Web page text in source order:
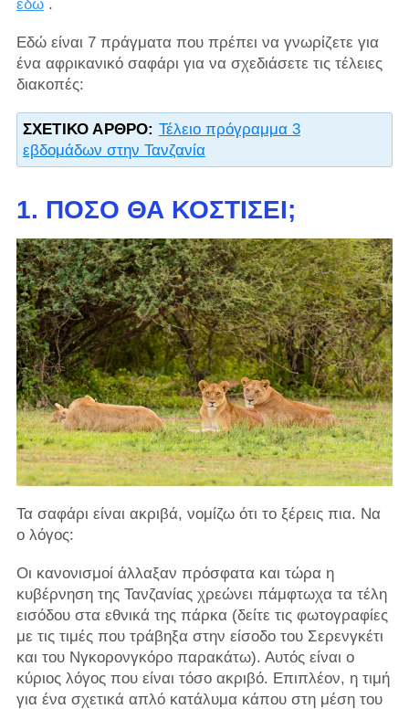
εδώ.
Εδώ είναι 7 πράγματα που πρέπει να γνωρίζετε για
ένα αφρικανικό σαφάρι για να σχεδιάσετε τις τέλειες
διακοπές:
ΣΧΕΤΙΚΌ ΆΡΘΡΟ: Τέλειο πρόγραμμα 3
εβδομάδων στην Τανζανία
1. ΠΌΣΟ ΘΑ ΚΟΣΤΊΣΕΙ;
Τα σαφάρι είναι ακριβά, νομίζω ότι το ξέρεις πια. Να
ο λόγος:
Οι κανονισμοί άλλαξαν πρόσφατα και τώρα η
κυβέρνηση της Τανζανίας χρεώνει πάμφτωχα τα τέλη
εισόδου στα εθνικά της πάρκα (δείτε τις φωτογραφίες
με τις τιμές που τράβηξα στην είσοδο του Σερενγκέτι
και του Νγκορονγκόρο παρακάτω). Αυτός είναι ο
κύριος λόγος που είναι τόσο ακριβό. Επιπλέον, η τιμή
για ένα σχετικά απλό κατάλυμα κάπου στη μέση του